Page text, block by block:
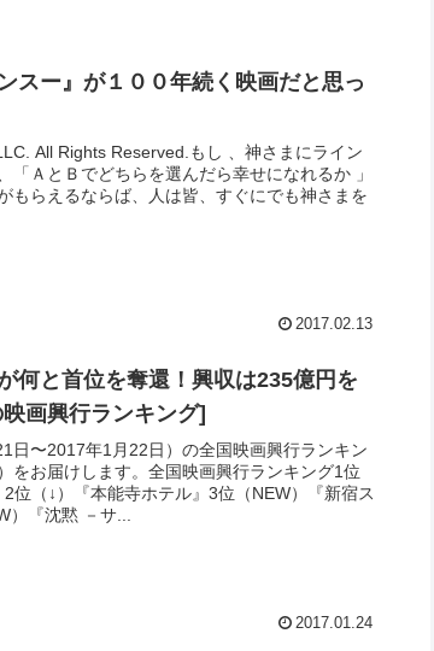
スー』が１００年続く映画だと思っ
All Rights Reserved.もし 、神さまにライン
「ＡとＢでどちらを選んだら幸せになれるか 」
もらえるならば、人は皆、すぐにでも神さまを
2017.02.13
何と首位を奪還！興収は235億円を
画興行ランキング]
日〜2017年1月22日）の全国映画興行ランキン
をお届けします。全国映画興行ランキング1位
2位（↓）『本能寺ホテル』3位（NEW）『新宿ス
）『沈黙 －サ...
2017.01.24